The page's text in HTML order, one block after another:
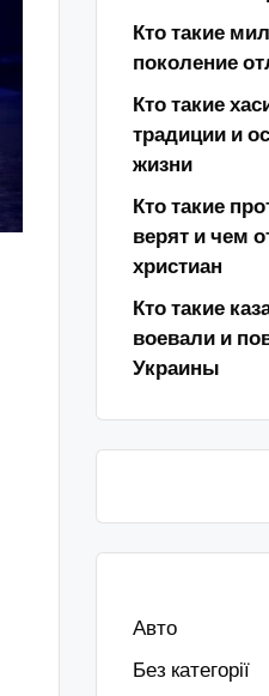
Кто такие
поколение
Кто такие
традиции и
жизни
Кто такие
верят и чем
христиан
Кто такие
воевали и
Украины
Авто
Без категорії